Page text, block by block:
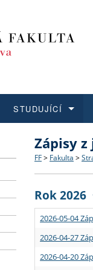
Struktura
Strategie
Podpora
Co
Učitelské
STUDUJÍCÍ
Rigorózní
O vědě a
Granty a
Aktuální
Zápisy
FF > Fakulta >
Rok 2026
2026-05-04
2026-04-27
2026-04-20